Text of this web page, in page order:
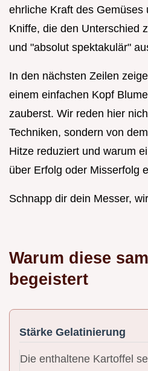
ehrliche Kraft des Gemüses
Kniffe, die den Unterschied
und "absolut spektakulär"
In den nächsten Zeilen
einem einfachen Kopf
zauberst. Wir reden hier
Techniken, sondern von
Hitze reduziert und warum
über Erfolg oder Misserfolg
Schnapp dir dein Messer,
Warum diese
begeistert
Stärke Gelatinierung
Die enthaltene Kartoffel